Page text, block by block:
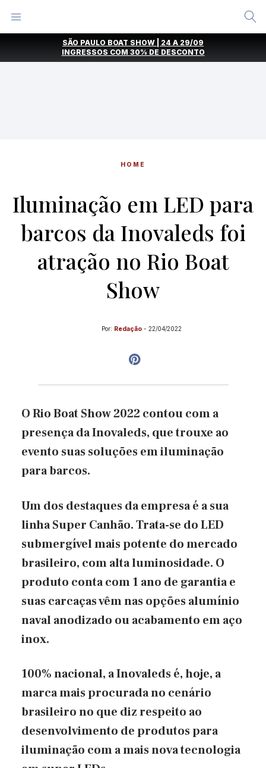
SÃO PAULO BOAT SHOW | 24 A 29/09
INGRESSOS COM 30% DE DESCONTO
HOME
Iluminação em LED para
barcos da Inovaleds foi
atração no Rio Boat
Show
Por: Redação - 22/04/2022
O Rio Boat Show 2022 contou com a
presença da Inovaleds, que trouxe ao
evento suas soluções em iluminação
para barcos.
Um dos destaques da empresa é a sua
linha Super Canhão. Trata-se do LED
submergível mais potente do mercado
brasileiro, com alta luminosidade. O
produto conta com 1 ano de garantia e
suas carcaças vêm nas opções alumínio
naval anodizado ou acabamento em aço
inox.
100% nacional, a Inovaleds é, hoje, a
marca mais procurada no cenário
brasileiro no que diz respeito ao
desenvolvimento de produtos para
iluminação com a mais nova tecnologia